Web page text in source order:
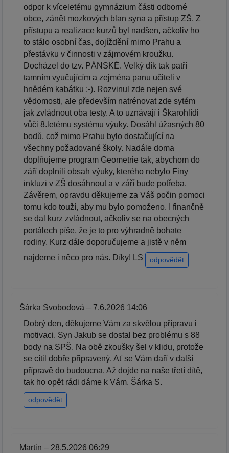
odpor k víceletému gymnázium části odborné
obce, zánět mozkových blan syna a přístup ZŠ. Z
přístupu a realizace kurzů byl nadšen, ačkoliv ho
to stálo osobní čas, dojíždění mimo Prahu a
přestávku v činnosti v zájmovém kroužku.
Docházel do tzv. PÁNSKÉ. Velký dík tak patří
tamním vyučujícím a zejména panu učiteli v
hnědém kabátku :-). Rozvinul zde nejen své
vědomosti, ale především natrénovat zde sytém
jak zvládnout oba testy. A to uznávají i Škarohlídi
vůči 8.letému systému výuky. Dosáhl úžasných 80
bodů, což mimo Prahu bylo dostačující na
všechny požadované školy. Nadále doma
doplňujeme program Geometrie tak, abychom do
září doplnili obsah výuky, kterého nebylo Finy
inkluzi v ZŠ dosáhnout a v září bude potřeba.
Závěrem, opravdu děkujeme za Váš počin pomoci
tomu kdo touží, aby mu bylo pomoženo. I finančně
se dal kurz zvládnout, ačkoliv se na obecných
portálech píše, že je to pro výhradně bohate
rodiny. Kurz dále doporučujeme a jistě v něm
najdeme i něco pro nás. Díky! LS
odpovědět
Šárka Svobodová – 7.6.2026 14:06
Dobrý den, děkujeme Vám za skvělou přípravu i
motivaci. Syn Jakub se dostal bez problému s 88
body na SPŠ. Na obě zkoušky šel v klidu, protože
se cítil dobře připravený. Ať se Vám daří v další
přípravě do budoucna. Až dojde na naše třetí dítě,
tak ho opět rádi dáme k Vám. Šárka S.
odpovědět
Martin – 28.5.2026 06:29